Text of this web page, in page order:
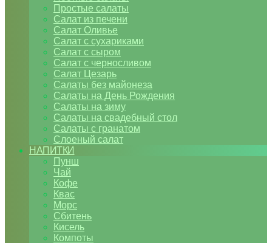
Простые салаты
Салат из печени
Салат Оливье
Салат с сухариками
Салат с сыром
Салат с черносливом
Салат Цезарь
Салаты без майонеза
Салаты на День Рождения
Салаты на зиму
Салаты на свадебный стол
Салаты с гранатом
Слоеный салат
НАПИТКИ
Пунш
Чай
Кофе
Квас
Морс
Сбитень
Кисель
Компоты